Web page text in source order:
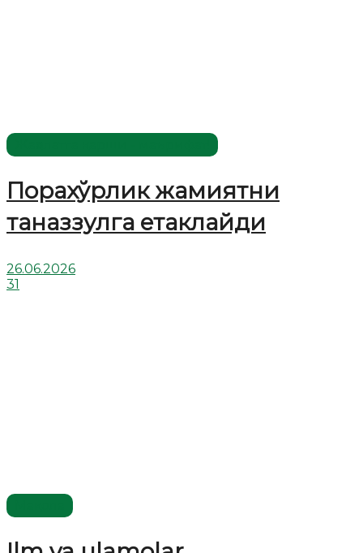
Порахўрлик жамиятни
таназзулга етаклайди
26.06.2026
31